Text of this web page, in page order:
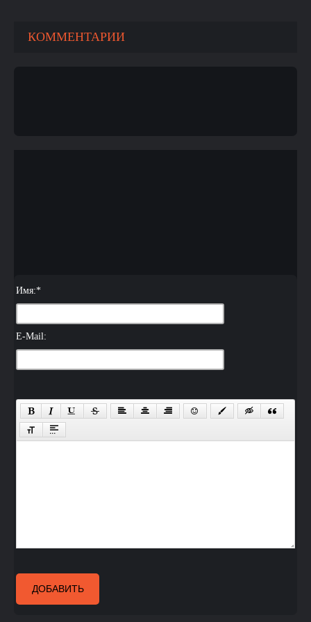
КОММЕНТАРИИ
Имя:*
E-Mail:
ДОБАВИТЬ